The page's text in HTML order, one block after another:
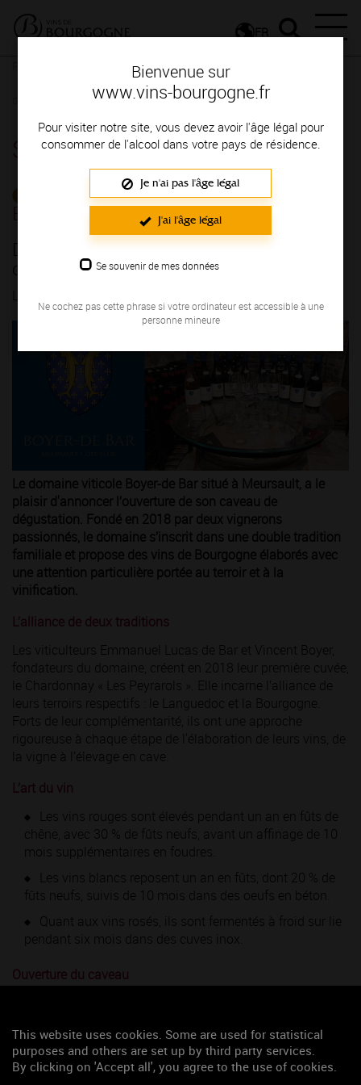
Bienvenue sur
www.vins-bourgogne.fr
Pour visiter notre site, vous devez avoir l'âge légal pour
consommer de l'alcool dans votre pays de résidence.
Je n'ai pas l'âge légal
J'ai l'âge légal
Se souvenir de mes données
Ne cochez pas cette phrase si votre ordinateur est accessible à une
personne mineure
FR
Communiqués de presse - Communiqués des entreprises
Domaine Boyer-de Bar à Meursault : ouverture de son caveau de
Salle de presse
COMMUNIQUÉS DES
ENTREPRISES
Domaine Boyer-de Bar à Meursault :
ouverture de son caveau de dégustation
Le domaine viticole Boyer-de Bar situé à Meursault, a le
plaisir d'annoncer l’ouverture de son caveau de
dégustation. Fondé en 2018 par deux vignerons
passionnés, le domaine s’inscrit dans une double tradition
familiale et propose des vins de Bourgogne élaborés avec
une attention particulière portée au terroir et à la
vinification.
L’alliance de deux traditions
Les viticulteurs Emmanuel Lucas de Bar et Vincent Boyer,
fondateurs du domaine, créent en 2018 leur première cuvée,
le Chardonnay « Les Peyrarols ». Elle incarne l’alliance de
leurs terroirs respectifs : le Languedoc et la Bourgogne.
Forts de leur complémentarité, ils ont une approche
rigoureuse à chaque étape de l'élaboration de leurs vins, de
la vigne à l’élevage en cave.
L’art du vin
Les vins rouges sont élevés pendant un an en fûts de
chêne, avec 30 % de fûts neufs, avant un affinage de 10
mois supplémentaires en foudres.
Les vins blancs reposent un an en fûts, dont 20 % de
fûts neufs, suivis de 10 mois dans des oeufs en béton.
Quant aux vins rosés, ils sont fermentés à froid sur lie
pendant six mois dans des cuves inox.
Ouverture du caveau
partager un moment de convivialité.
Accueil de particuliers et de groupes, sur rendez-vous ou
This website uses cookies. Some are used for statistical
purposes and others are set up by third party services.
By clicking on 'Accept all', you agree to the use of cookies.